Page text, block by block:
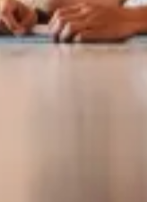
heilen